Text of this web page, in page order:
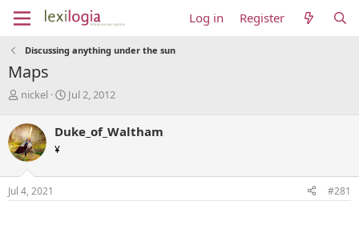
Log in Register
Discussing anything under the sun
Maps
T
r
e
a
d
s
t
nickel
S
r
a
Jul 2, 2012
Duke_of_Waltham
¥
Jul 4, 2021 #281